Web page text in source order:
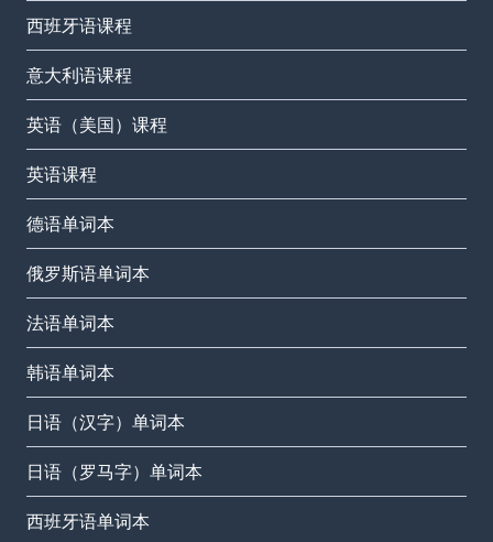
西班牙语课程
意大利语课程
英语（美国）课程
英语课程
德语单词本
俄罗斯语单词本
法语单词本
韩语单词本
日语（汉字）单词本
日语（罗马字）单词本
西班牙语单词本